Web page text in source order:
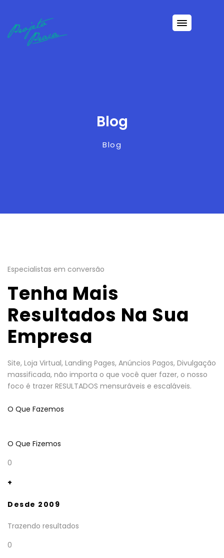
Blog
Blog
Especialistas em conversão
Tenha Mais
Resultados Na Sua
Empresa
Site, Loja Virtual, Landing Pages, Anúncios Pagos, Divulgação
massificada, não importa o que você quer fazer, o nosso
foco é trazer RESULTADOS mensuráveis e escaláveis.
O Que Fazemos
O Que Fizemos
0
+
Desde 2009
Trazendo resultados
0